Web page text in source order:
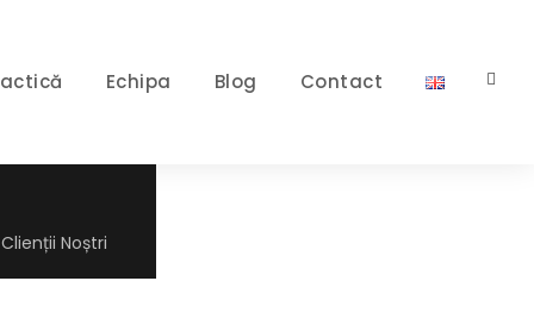
Noștri
Echipa Blog Contact